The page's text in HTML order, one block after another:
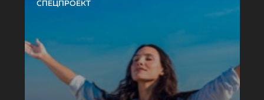
СПЕЦПРОЕКТ